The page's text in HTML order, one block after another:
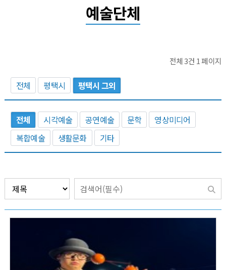
예술단체
전체 3건 1 페이지
전체 평택시 평택시 그외
전체 시각예술 공연예술 문학
영상미디어
복합예술
생활문화 기타